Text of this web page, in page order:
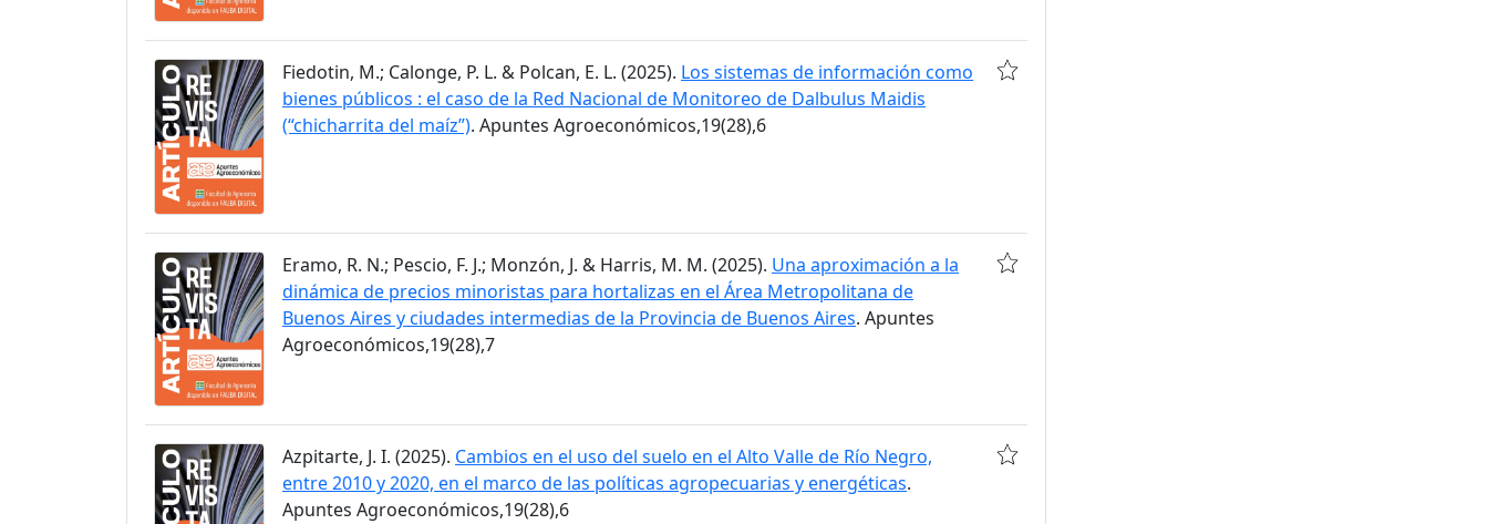
Fiedotin, M.; Calonge, P. L. & Polcan, E. L. (2025). Los sistemas de información como
bienes públicos : el caso de la Red Nacional de Monitoreo de Dalbulus Maidis
(“chicharrita del maíz”). Apuntes Agroeconómicos,19(28),6
Eramo, R. N.; Pescio, F. J.; Monzón, J. & Harris, M. M. (2025). Una aproximación a la
dinámica de precios minoristas para hortalizas en el Área Metropolitana de
Buenos Aires y ciudades intermedias de la Provincia de Buenos Aires. Apuntes
Agroeconómicos,19(28),7
Azpitarte, J. I. (2025). Cambios en el uso del suelo en el Alto Valle de Río Negro,
entre 2010 y 2020, en el marco de las políticas agropecuarias y energéticas.
Apuntes Agroeconómicos,19(28),6